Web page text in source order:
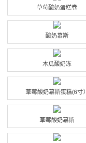
草莓酸奶蛋糕卷
酸奶慕斯
木瓜酸奶冻
草莓酸奶慕斯蛋糕(6寸）
草莓酸奶慕斯